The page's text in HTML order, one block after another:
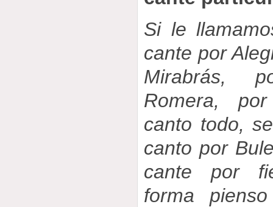
Si le
cante por
Mirabrás,
Romera,
canto todo,
canto por
cante por
forma